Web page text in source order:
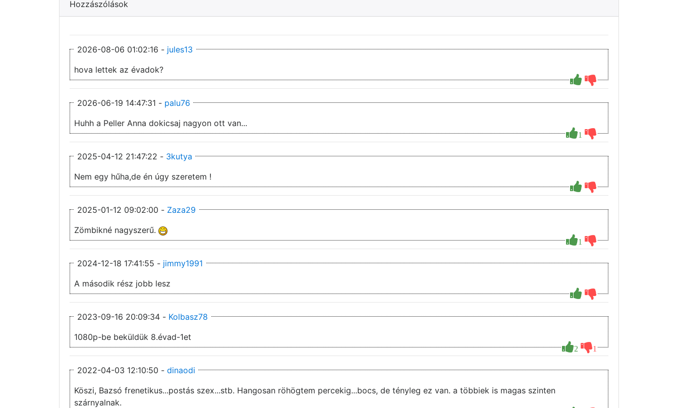
Hozzászólások
2026-08-06 01:02:16 - jules13
hova lettek az évadok?
2026-06-19 14:47:31 - palu76
1
Huhh a Peller Anna dokicsaj nagyon ott van...
2025-04-12 21:47:22 - 3kutya
Nem egy hűha,de én úgy szeretem !
2025-01-12 09:02:00 - Zaza29
1
Zömbikné nagyszerű.
2024-12-18 17:41:55 - jimmy1991
A második rész jobb lesz
2023-09-16 20:09:34 - Kolbasz78
2 1
1080p-be beküldük 8.évad-1et
2022-04-03 12:10:50 - dinaodi
Köszi, Bazsó frenetikus...postás szex...stb. Hangosan röhögtem percekig...bocs, de tényleg ez van. a többiek is magas szinten
szárnyalnak.